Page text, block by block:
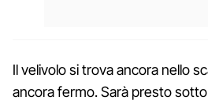
Il velivolo si trova ancora nello
ancora fermo. Sarà presto